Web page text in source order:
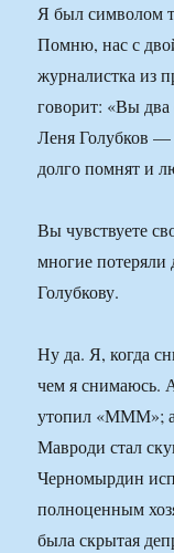
Я был символом
Помню, нас с
журналистка из
говорит: «Вы
Леня Голубков —
долго помнят и
Вы чувствуете
многие
Голубкову.
Ну да. Я, когда
чем я снимаюсь.
утопил «МММ»; а
Мавроди стал
Черномырдин
полноценным
была скрытая